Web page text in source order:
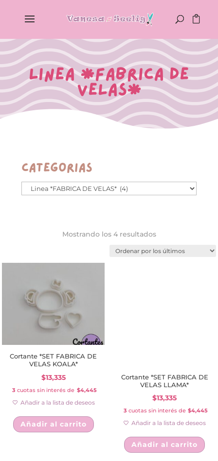
Linea *FABRICA DE
VELAS*
Categorías
Mostrando los 4 resultadosOrdenado
los
Cortante *SET FABRICA DE
VELAS KOALA*
$13,335
3 cuotas sin interés de $4,445
Añadir a la lista de deseos
Añadir al carrito
Cortante *SET FABRICA DE
VELAS LLAMA*
$13,335
3 cuotas sin interés de $4,445
Añadir a la lista de deseos
Añadir al carrito